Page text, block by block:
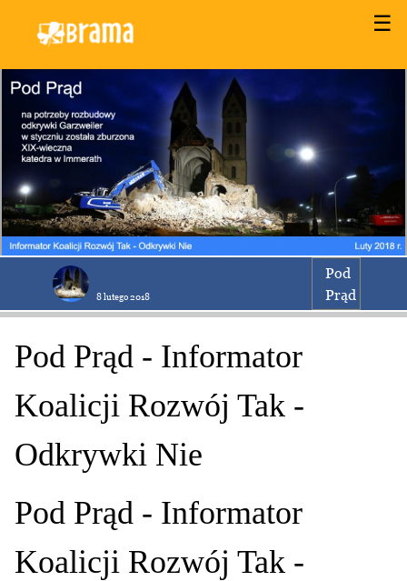
☰
8 lutego 2018
Pod
Prąd
Pod Prąd - Informator
Koalicji Rozwój Tak -
Odkrywki Nie
Pod Prąd - Informator
Koalicji Rozwój Tak -